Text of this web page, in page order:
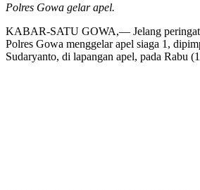
Polres Gowa gelar apel.
KABAR-SATU GOWA,— Jelang
Polres Gowa menggelar apel siaga 1,
Sudaryanto, di lapangan apel, pada Rabu